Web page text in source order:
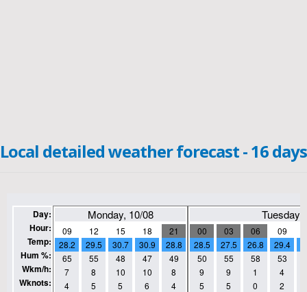
Local detailed weather forecast - 16 days